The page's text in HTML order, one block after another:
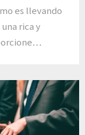
es llevando
rica y